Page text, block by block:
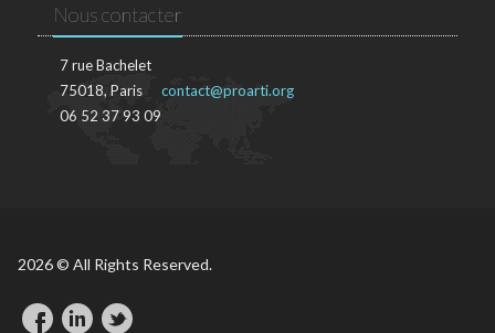
Nous contacter
7 rue Bachelet
75018, Paris
06 52 37 93 09
contact@proarti.org
2026 © All Rights Reserved.